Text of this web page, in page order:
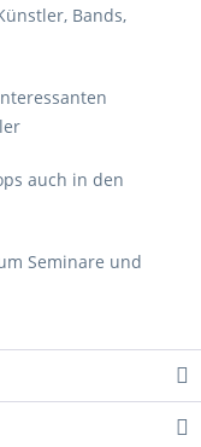
Bands,
auch in den
Seminare und